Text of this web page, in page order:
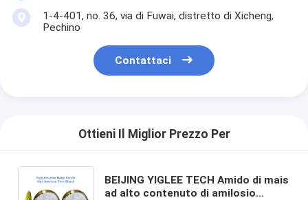
1-4-401, no. 36, via di Fuwai, distretto di Xicheng,
Pechino
Contattaci
Ottieni Il Miglior Prezzo Per
BEIJING YIGLEE TECH Amido di mais
ad alto contenuto di amilosio